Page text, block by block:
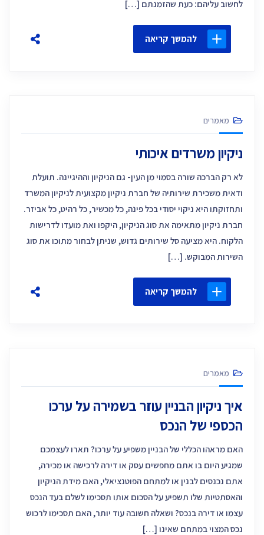
לחשוב עליהם: כעת שהזמנתם […]
להמשך קריאה
מאמרים
ניקיון משרדים איכותי
לא רק הברכה שורה בסמוי מן העין- גם הניקיון וההיגיינה. תועלת
ודאית משכירת שירותיה של חברת ניקיון מקצועית לניקיון המשרד
ותחזוקתו היא ניקוי יסודי בכל פינה, כל מכשיר, כל רהיט, כל אביזר.
חברת ניקיון מתאימה את סוג הניקיון, היקפו ואת מועדו לדרישות
הלקוח. היא מציעה סל שירותים גדוש, שניתן לבחור מתוכו את סוג
השירות המבוקש. […]
להמשך קריאה
מאמרים
איך ניקיון הבניין עוזר בשמירה על ערכו
הכספי של הנכס
האם מראהו הכללי של הבניין משפיע על ערכו? תארו לעצמכם
שמגיע היום בו אתם מחפשים עסק או דירה לרכישה או מכירה,
אתם נכנסים לבנין או למתחם הפוטנציאלי, האם מידת הניקיון
והאסתטיות שלו תשפיע על הסכום אותו תסכימו לשלם בעד הנכס
עצמו או דירה בנכס? ושאלה חשובה עוד יותר, האם תסכימו לרכוש
נכס המצוי במתחם שאינו […]